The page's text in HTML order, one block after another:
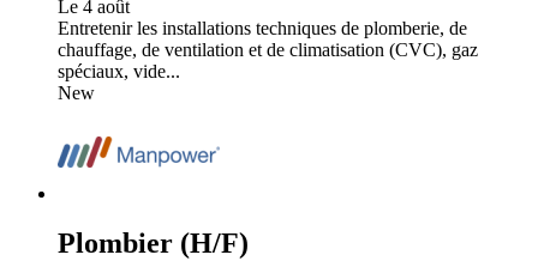
Le 4 août
Entretenir les installations techniques de plomberie, de
chauffage, de ventilation et de climatisation (CVC), gaz
spéciaux, vide...
New
Plombier (H/F)